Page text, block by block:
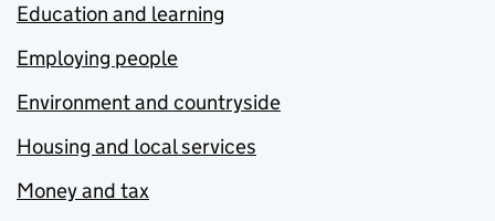
Education and learning
Employing people
Environment and countryside
Housing and local services
Money and tax